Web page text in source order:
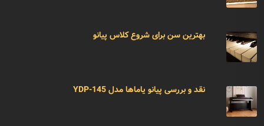
بهترین سن برای شروع کلاس پیانو
نقد و بررسی پیانو یاماها مدل YDP-145